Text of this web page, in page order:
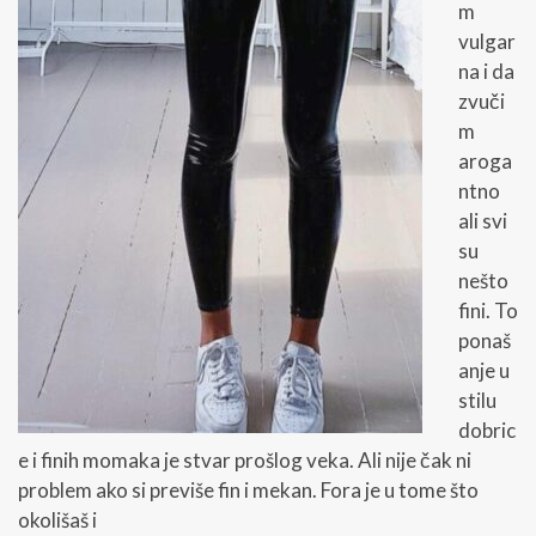
m
vulgar
na i da
zvuči
m
aroga
ntno
ali svi
su
nešto
fini. To
ponaš
anje u
stilu
dobric
e i finih momaka je stvar prošlog veka. Ali nije čak ni
problem ako si previše fin i mekan. Fora je u tome što
okolišaš i